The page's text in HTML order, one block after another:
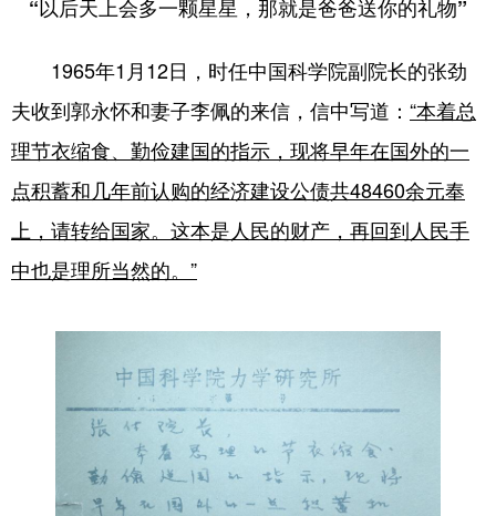
“以后天上会多一颗星星，那就是爸爸送你的礼物”
1965年1月12日，时任中国科学院副院长的张劲
夫收到郭永怀和妻子李佩的来信，信中写道： “本着总
理节衣缩食、勤俭建国的指示，现将早年在国外的一
点积蓄和几年前认购的经济建设公债共48460余元奉
上，请转给国家。这本是人民的财产，再回到人民手
中也是理所当然的。”